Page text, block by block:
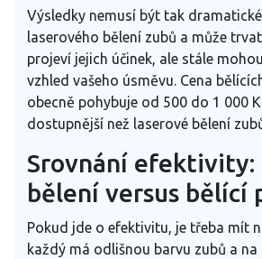
Výsledky nemusí být tak
laserového bělení zubů a může
projeví jejich účinek, ale stále
vzhled vašeho úsměvu. Cena
obecně pohybuje od 500 do 1 000
dostupnější než laserové bělení
Srovnání efektivity:
bělení versus bělící
Pokud jde o efektivitu, je třeba mít
každý má odlišnou barvu zubů a na